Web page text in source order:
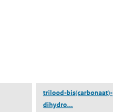
trilood-bis(carbonaat)-
dihydro...